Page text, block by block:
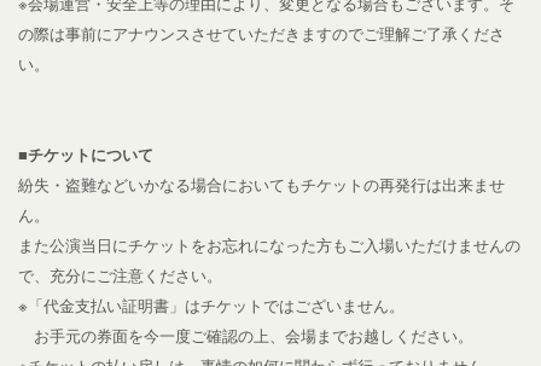
の際は事前にアナウンスさせていただきますのでご理解ご了承くださ
い。
■チケットについて
紛失・盗難などいかなる場合においてもチケットの再発行は出来ませ
ん。
また公演当日にチケットをお忘れになった方もご入場いただけませんの
で、充分にご注意ください。
※「代金支払い証明書」はチケットではございません。
お手元の券面を今一度ご確認の上、会場までお越しください。